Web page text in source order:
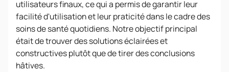
utilisateurs finaux, ce qui a permis de garantir leur
facilité d'utilisation et leur praticité dans le cadre des
soins de santé quotidiens. Notre objectif principal
était de trouver des solutions éclairées et
constructives plutôt que de tirer des conclusions
hâtives.